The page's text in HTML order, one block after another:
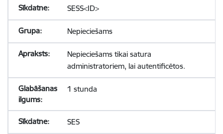
SESS<ID>
Nepieciešams
Nepieciešams tikai satura
administratoriem, lai autentificētos.
1 stunda
SES